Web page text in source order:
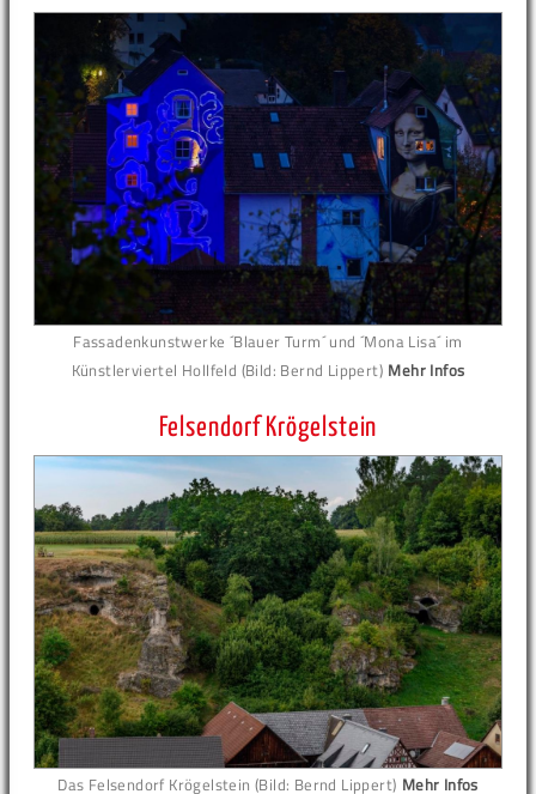
Fassadenkunstwerke ´Blauer Turm´ und ´Mona Lisa´ im
Künstlerviertel Hollfeld (Bild: Bernd Lippert) Mehr Infos
Felsendorf Krögelstein
Das Felsendorf Krögelstein (Bild: Bernd Lippert) Mehr Infos